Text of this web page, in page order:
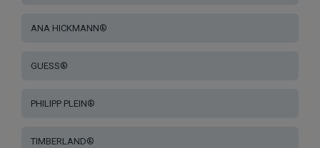
ANA HICKMANN®
GUESS®
PHILIPP PLEIN®
TIMBERLAND®